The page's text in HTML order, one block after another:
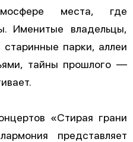
места, где
Именитые владельцы,
парки, аллеи
тайны прошлого —
«Стирая грани
представляет